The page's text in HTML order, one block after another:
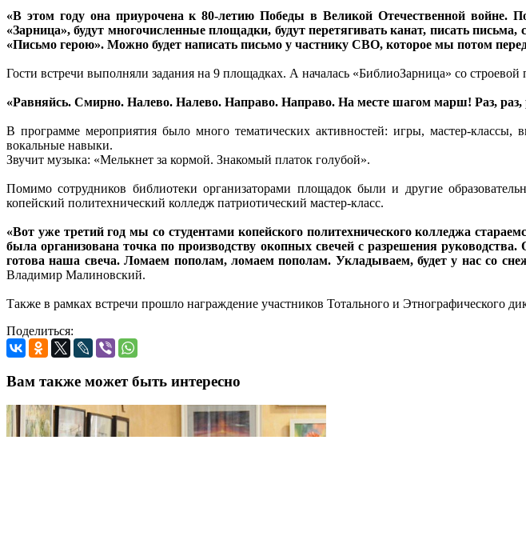
«В этом году она приурочена к 80-летию Победы в Великой Отечественной войне.
«Зарница», будут многочисленные площадки, будут перетягивать канат, писать
«Письмо герою». Можно будет написать письмо у частнику СВО, которое мы потом
Гости встречи выполняли задания на 9 площадках. А началась «БиблиоЗарница» со строевой
«Равняйсь. Смирно. Налево. Налево. Направо. Направо. На месте шагом марш! Раз, раз,
В программе мероприятия было много тематических активностей: игры, мастер-классы,
вокальные навыки.
Звучит музыка: «Мелькнет за кормой. Знакомый платок голубой».
Помимо сотрудников библиотеки организаторами площадок были и другие
копейский политехнический колледж патриотический мастер-класс.
«Вот уже третий год мы со студентами копейского политехнического колледжа
была организована точка по производству окопных свечей с разрешения
готова наша свеча. Ломаем пополам, ломаем пополам. Укладываем, будет у нас со
Владимир Малиновский.
Также в рамках встречи прошло награждение участников Тотального и Этнографического
Поделиться:
Вам также может быть интересно